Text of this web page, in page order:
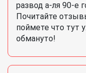
развод а-ля 90-е
Почитайте
поймете что тут
обмануто!